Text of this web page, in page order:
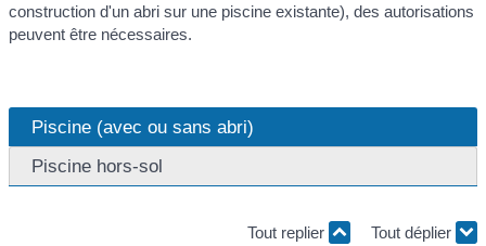
construction d'un abri sur une piscine existante), des autorisations
peuvent être nécessaires.
Piscine (avec ou sans abri)
Piscine hors-sol
Tout replier Tout déplier